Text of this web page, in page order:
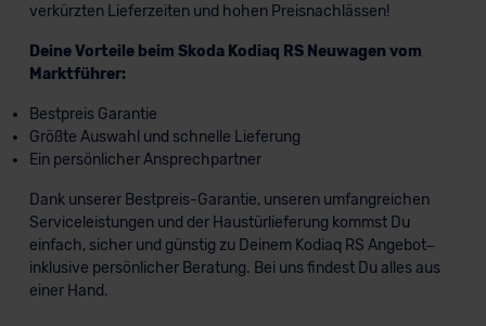
verkürzten Lieferzeiten und hohen Preisnachlässen!
Deine Vorteile beim Skoda Kodiaq RS Neuwagen vom
Marktführer:
Bestpreis Garantie
Größte Auswahl und schnelle Lieferung
Ein persönlicher Ansprechpartner
Dank unserer Bestpreis-Garantie, unseren umfangreichen
Serviceleistungen und der Haustürlieferung kommst Du
einfach, sicher und günstig zu Deinem Kodiaq RS Angebot–
inklusive persönlicher Beratung. Bei uns findest Du alles aus
einer Hand.